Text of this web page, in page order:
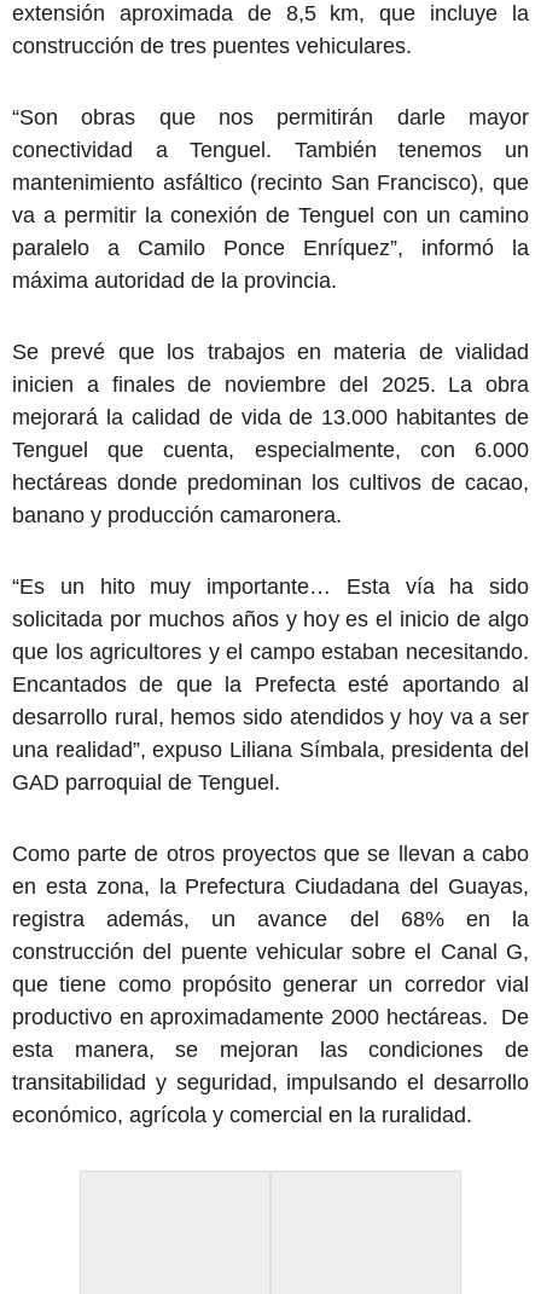
extensión aproximada de 8,5 km, que incluye la
construcción de tres puentes vehiculares.
“Son obras que nos permitirán darle mayor
conectividad a Tenguel. También tenemos un
mantenimiento asfáltico (recinto San Francisco), que
va a permitir la conexión de Tenguel con un camino
paralelo a Camilo Ponce Enríquez”, informó la
máxima autoridad de la provincia.
Se prevé que los trabajos en materia de vialidad
inicien a finales de noviembre del 2025. La obra
mejorará la calidad de vida de 13.000 habitantes de
Tenguel que cuenta, especialmente, con 6.000
hectáreas donde predominan los cultivos de cacao,
banano y producción camaronera.
“Es un hito muy importante… Esta vía ha sido
solicitada por muchos años y hoy es el inicio de algo
que los agricultores y el campo estaban necesitando.
Encantados de que la Prefecta esté aportando al
desarrollo rural, hemos sido atendidos y hoy va a ser
una realidad”, expuso Liliana Símbala, presidenta del
GAD parroquial de Tenguel.
Como parte de otros proyectos que se llevan a cabo
en esta zona, la Prefectura Ciudadana del Guayas,
registra además, un avance del 68% en la
construcción del puente vehicular sobre el Canal G,
que tiene como propósito generar un corredor vial
productivo en aproximadamente 2000 hectáreas. De
esta manera, se mejoran las condiciones de
transitabilidad y seguridad, impulsando el desarrollo
económico, agrícola y comercial en la ruralidad.